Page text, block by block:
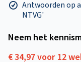
Antwoorden op
NTVG'
Neem het
€ 34,97 voor 12